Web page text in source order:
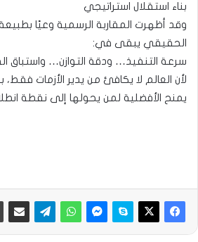
بناء استقلال استراتيجي
وقد أظهرت المقاربة الرسمية وعيًا
الحقيقي يبقى في:
سرعة التنفيذ… ودقة التوازن… واستباق
لأن العالم لا يكافئ من يدير الأزمات فقط،
يمنح الأفضلية لمن يحولها إلى نقطة